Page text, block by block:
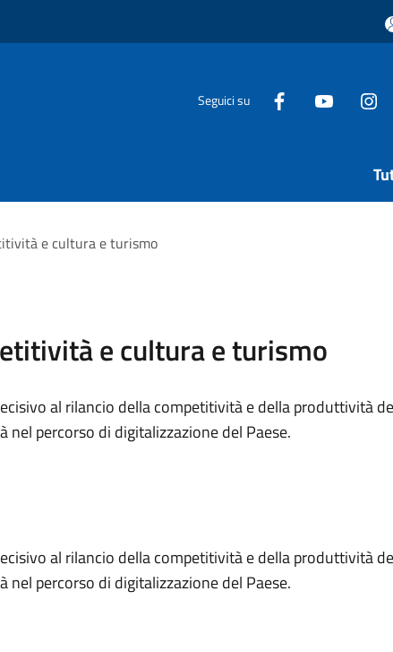
Seguici su
e cultura e turismo
e cultura e turismo
al rilancio della competitività e della produttività
percorso di digitalizzazione del Paese.
al rilancio della competitività e della produttività
percorso di digitalizzazione del Paese.